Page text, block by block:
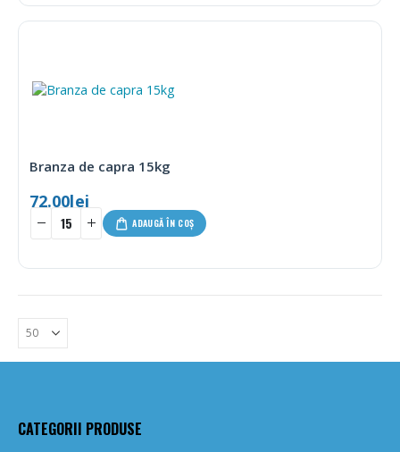
Branza de capra 15kg
72.00lei
ADAUGĂ ÎN COȘ
CATEGORII PRODUSE